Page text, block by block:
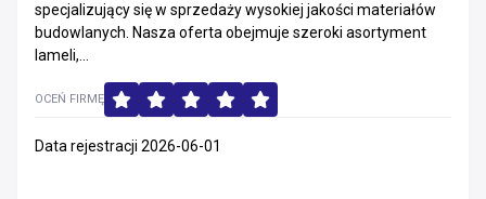
specjalizujący się w sprzedaży wysokiej jakości materiałów
budowlanych. Nasza oferta obejmuje szeroki asortyment
lameli,...
OCEŃ FIRMĘ
Data rejestracji 2026-06-01